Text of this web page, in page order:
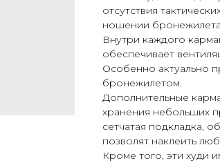
отсутствия
ношении
Внутри каждого
обеспечивает
Особенно актуально
бронежилетом.
Дополнительные
хранения небольших
сетчатая подкладка,
позволят наклеить
Кроме того, эти худи